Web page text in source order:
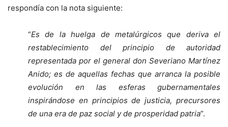
respondía con la nota siguiente:
“Es de la huelga de metalúrgicos que deriva el
restablecimiento del principio de autoridad
representada por el general don Severiano Martínez
Anido; es de aquellas fechas que arranca la posible
evolución en las esferas gubernamentales
inspirándose en principios de justicia, precursores
de una era de paz social y de prosperidad patria”.